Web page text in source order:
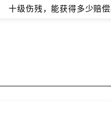
十级伤残，能获得多少赔偿